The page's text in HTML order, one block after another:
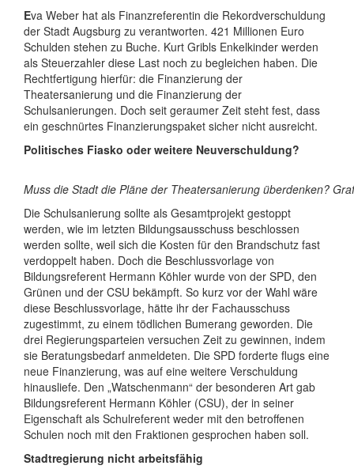
Eva Weber hat als Finanzreferentin die Rekordverschuldung
der Stadt Augsburg zu verantworten. 421 Millionen Euro
Schulden stehen zu Buche. Kurt Gribls Enkelkinder werden
als Steuerzahler diese Last noch zu begleichen haben. Die
Rechtfertigung hierfür: die Finanzierung der
Theatersanierung und die Finanzierung der
Schulsanierungen. Doch seit geraumer Zeit steht fest, dass
ein geschnürtes Finanzierungspaket sicher nicht ausreicht.
Politisches Fiasko oder weitere Neuverschuldung?
Muss die Stadt die Pläne der Theatersanierung überdenken?
Die Schulsanierung sollte als Gesamtprojekt gestoppt
werden, wie im letzten Bildungsausschuss beschlossen
werden sollte, weil sich die Kosten für den Brandschutz fast
verdoppelt haben. Doch die Beschlussvorlage von
Bildungsreferent Hermann Köhler wurde von der SPD, den
Grünen und der CSU bekämpft. So kurz vor der Wahl wäre
diese Beschlussvorlage, hätte ihr der Fachausschuss
zugestimmt, zu einem tödlichen Bumerang geworden. Die
drei Regierungsparteien versuchen Zeit zu gewinnen, indem
sie Beratungsbedarf anmeldeten. Die SPD forderte flugs eine
neue Finanzierung, was auf eine weitere Verschuldung
hinausliefe. Den „Watschenmann“ der besonderen Art gab
Bildungsreferent Hermann Köhler (CSU), der in seiner
Eigenschaft als Schulreferent weder mit den betroffenen
Schulen noch mit den Fraktionen gesprochen haben soll.
Stadtregierung nicht arbeitsfähig